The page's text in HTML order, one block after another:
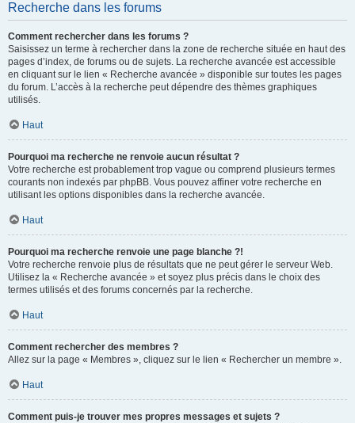
Recherche dans les forums
Comment rechercher dans les forums ?
Saisissez un terme à rechercher dans la zone de recherche située en haut des
pages d’index, de forums ou de sujets. La recherche avancée est accessible
en cliquant sur le lien « Recherche avancée » disponible sur toutes les pages
du forum. L’accès à la recherche peut dépendre des thèmes graphiques
utilisés.
Haut
Pourquoi ma recherche ne renvoie aucun résultat ?
Votre recherche est probablement trop vague ou comprend plusieurs termes
courants non indexés par phpBB. Vous pouvez affiner votre recherche en
utilisant les options disponibles dans la recherche avancée.
Haut
Pourquoi ma recherche renvoie une page blanche ?!
Votre recherche renvoie plus de résultats que ne peut gérer le serveur Web.
Utilisez la « Recherche avancée » et soyez plus précis dans le choix des
termes utilisés et des forums concernés par la recherche.
Haut
Comment rechercher des membres ?
Allez sur la page « Membres », cliquez sur le lien « Rechercher un membre ».
Haut
Comment puis-je trouver mes propres messages et sujets ?